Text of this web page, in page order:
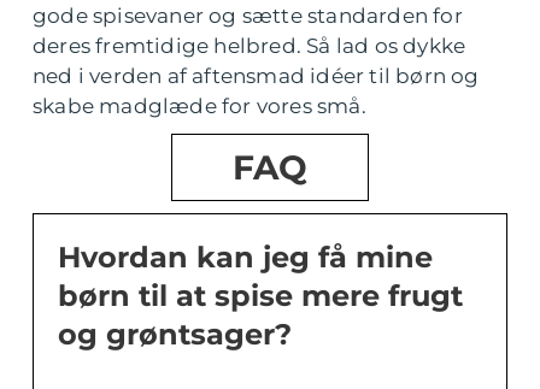
gode spisevaner og sætte standarden for
deres fremtidige helbred. Så lad os dykke
ned i verden af aftensmad idéer til børn og
skabe madglæde for vores små.
FAQ
Hvordan kan jeg få mine
børn til at spise mere frugt
og grøntsager?